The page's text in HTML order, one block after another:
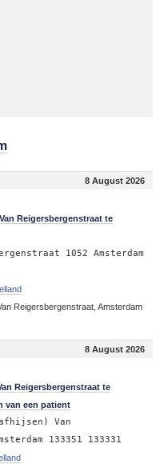
8 August 2026
Reigersbergenstraat te
1052 Amsterdam
Reigersbergenstraat, Amsterdam
8 August 2026
Reigersbergenstraat te
van een patient
Van
133351 133331